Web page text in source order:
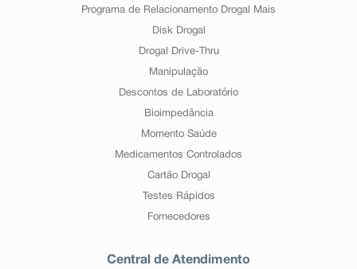
Programa de Relacionamento Drogal Mais
Disk Drogal
Drogal Drive-Thru
Manipulação
Descontos de Laboratório
Bioimpedância
Momento Saúde
Medicamentos Controlados
Cartão Drogal
Testes Rápidos
Fornecedores
Central de Atendimento